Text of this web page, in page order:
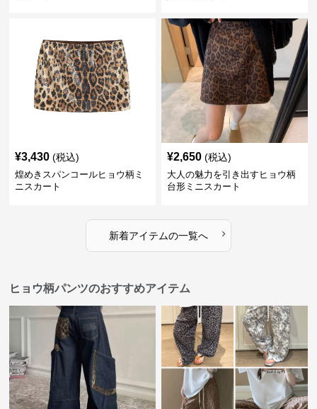
¥3,430 (税込)
煌めきスパンコールヒョウ柄ミ
ニスカート
¥2,650 (税込)
大人の魅力を引き出すヒョウ柄
台形ミニスカート
新着アイテムの一覧へ ›
ヒョウ柄パンツのおすすめアイテム